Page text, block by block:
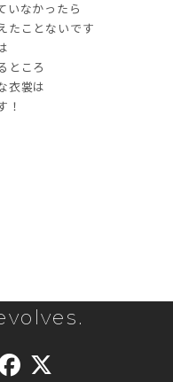
いなかったら
たことないです
ところ
衣裳は
！